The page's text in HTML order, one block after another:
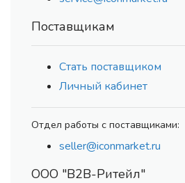
Поставщикам
Стать поставщиком
Личный кабинет
Отдел работы с поставщиками:
seller@iconmarket.ru
ООО "В2В-Ритейл"